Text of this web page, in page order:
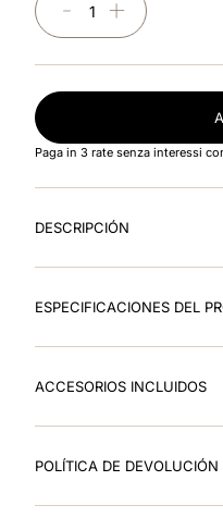
＋
－
Paga in 3 rate senza interessi
DESCRIPCIÓN
ESPECIFICACIONES DEL
ACCESORIOS INCLUIDOS
POLÍTICA DE